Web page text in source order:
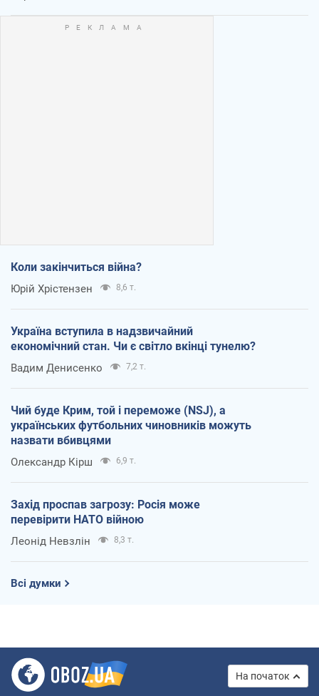
Коли закінчиться війна?
Юрій Хрістензен 8,6 т.
Україна вступила в надзвичайний
економічний стан. Чи є світло вкінці тунелю?
Вадим Денисенко 7,2 т.
Чий буде Крим, той і переможе (NSJ), а
українських футбольних чиновників можуть
назвати вбивцями
Олександр Кірш 6,9 т.
Захід проспав загрозу: Росія може
перевірити НАТО війною
Леонід Невзлін 8,3 т.
Всі думки
На початок